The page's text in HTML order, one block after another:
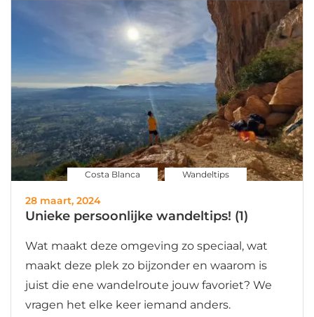
Costa Blanca Wandeltips
28 maart, 2024
Unieke persoonlijke wandeltips! (1)
Wat maakt deze omgeving zo speciaal, wat
maakt deze plek zo bijzonder en waarom is
juist die ene wandelroute jouw favoriet? We
vragen het elke keer iemand anders.